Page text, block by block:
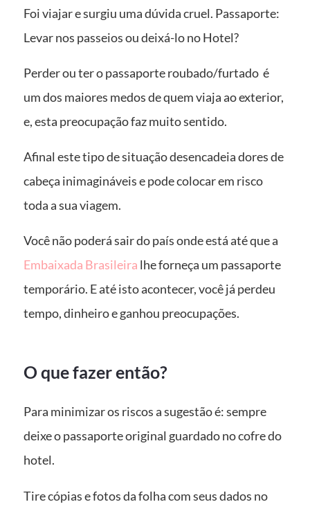
Foi viajar e surgiu uma dúvida cruel. Passaporte:
Levar nos passeios ou deixá-lo no Hotel?
Perder ou ter o passaporte roubado/furtado é
um dos maiores medos de quem viaja ao exterior,
e, esta preocupação faz muito sentido.
Afinal este tipo de situação desencadeia dores de
cabeça inimagináveis e pode colocar em risco
toda a sua viagem.
Você não poderá sair do país onde está até que a
Embaixada Brasileira lhe forneça um passaporte
temporário. E até isto acontecer, você já perdeu
tempo, dinheiro e ganhou preocupações.
O que fazer então?
Para minimizar os riscos a sugestão é: sempre
deixe o passaporte original guardado no cofre do
hotel.
Tire cópias e fotos da folha com seus dados no